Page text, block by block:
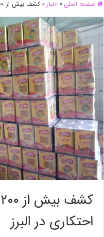
صفحه اصلی » اخبار » کشف بیش از ۲۰۰ تن کالای مصرفی احتکاری در البرز
احتکاری در البرز